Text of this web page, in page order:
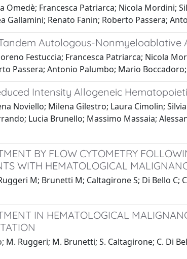
Francesca Patriarca; Nicola Mordini;
Gallamini; Renato Fanin; Roberto Passera;
Autologous-
Festuccia; Francesca Patriarca; Nicola
Passera; Antonio Palumbo; Mario
Intensity Allogeneic
Noviello; Milena Gilestro; Laura Cimolin;
Lucia Brunello; Massimo Massaia;
BY FLOW CYTOMETRY
WITH HEMATOLOGICAL
M; Brunetti M; Caltagirone S; Di Bello C;
IN HEMATOLOGICAL
Ruggeri; M. Brunetti; S. Caltagirone; C. Di